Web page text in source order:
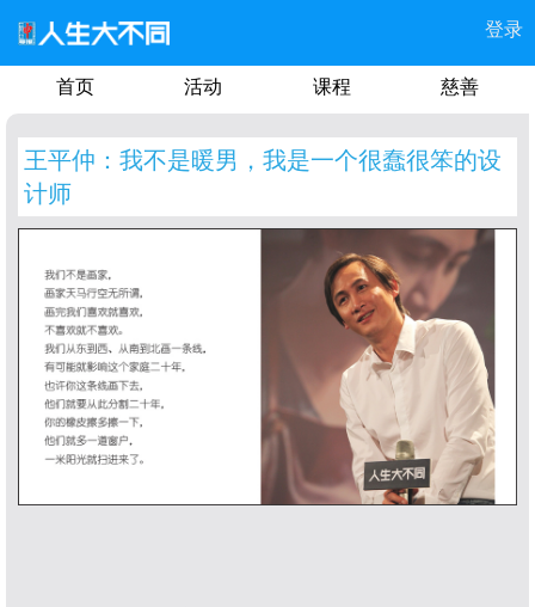
登录
首页 活动 课程 慈善
王平仲：我不是暖男，我是一个很蠢很笨的设
计师